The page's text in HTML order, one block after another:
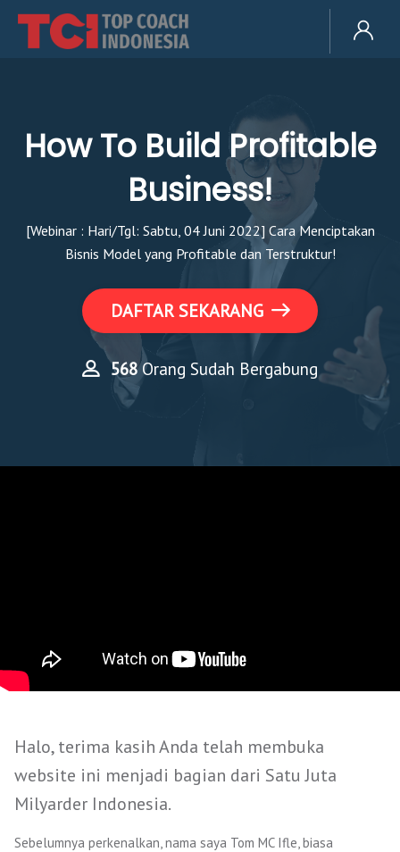
How To Build Profitable
Business!
[Webinar : Hari/Tgl: Sabtu, 04 Juni 2022] Cara Menciptakan
Bisnis Model yang Profitable dan Terstruktur!
DAFTAR SEKARANG
568Orang Sudah Bergabung
Halo, terima kasih Anda telah membuka
website ini menjadi bagian dari Satu Juta
Milyarder Indonesia.
Sebelumnya perkenalkan, nama saya Tom MC Ifle, biasa